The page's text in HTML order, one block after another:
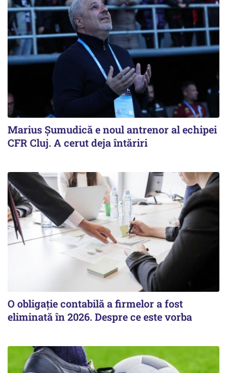
Marius Șumudică e noul antrenor al echipei
CFR Cluj. A cerut deja întăriri
O obligație contabilă a firmelor a fost
eliminată în 2026. Despre ce este vorba